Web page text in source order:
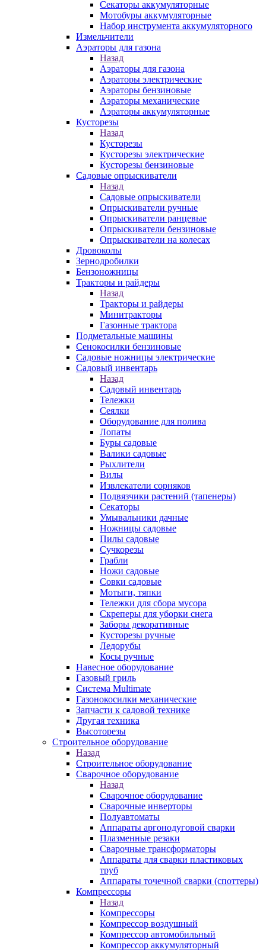
Секаторы аккумуляторные
Мотобуры аккумуляторные
Набор инструмента аккумуляторного
Измельчители
Аэраторы для газона
Назад
Аэраторы для газона
Аэраторы электрические
Аэраторы бензиновые
Аэраторы механические
Аэраторы аккумуляторные
Кусторезы
Назад
Кусторезы
Кусторезы электрические
Кусторезы бензиновые
Садовые опрыскиватели
Назад
Садовые опрыскиватели
Опрыскиватели ручные
Опрыскиватели ранцевые
Опрыскиватели бензиновые
Опрыскиватели на колесах
Дровоколы
Зернодробилки
Бензоножницы
Тракторы и райдеры
Назад
Тракторы и райдеры
Минитракторы
Газонные трактора
Подметальные машины
Сенокосилки бензиновые
Садовые ножницы электрические
Садовый инвентарь
Назад
Садовый инвентарь
Тележки
Сеялки
Оборудование для полива
Лопаты
Буры садовые
Валики садовые
Рыхлители
Вилы
Извлекатели сорняков
Подвязчики растений (тапенеры)
Секаторы
Умывальники дачные
Ножницы садовые
Пилы садовые
Сучкорезы
Грабли
Ножи садовые
Совки садовые
Мотыги, тяпки
Тележки для сбора мусора
Скреперы для уборки снега
Заборы декоративные
Кусторезы ручные
Ледорубы
Косы ручные
Навесное оборудование
Газовый гриль
Система Multimate
Газонокосилки механические
Запчасти к садовой технике
Другая техника
Высоторезы
Строительное оборудование
Назад
Строительное оборудование
Сварочное оборудование
Назад
Сварочное оборудование
Сварочные инверторы
Полуавтоматы
Аппараты аргонодуговой сварки
Плазменные резаки
Сварочные трансформаторы
Аппараты для сварки пластиковых
труб
Аппараты точечной сварки (споттеры)
Компрессоры
Назад
Компрессоры
Компрессор воздушный
Компрессор автомобильный
Компрессор аккумуляторный